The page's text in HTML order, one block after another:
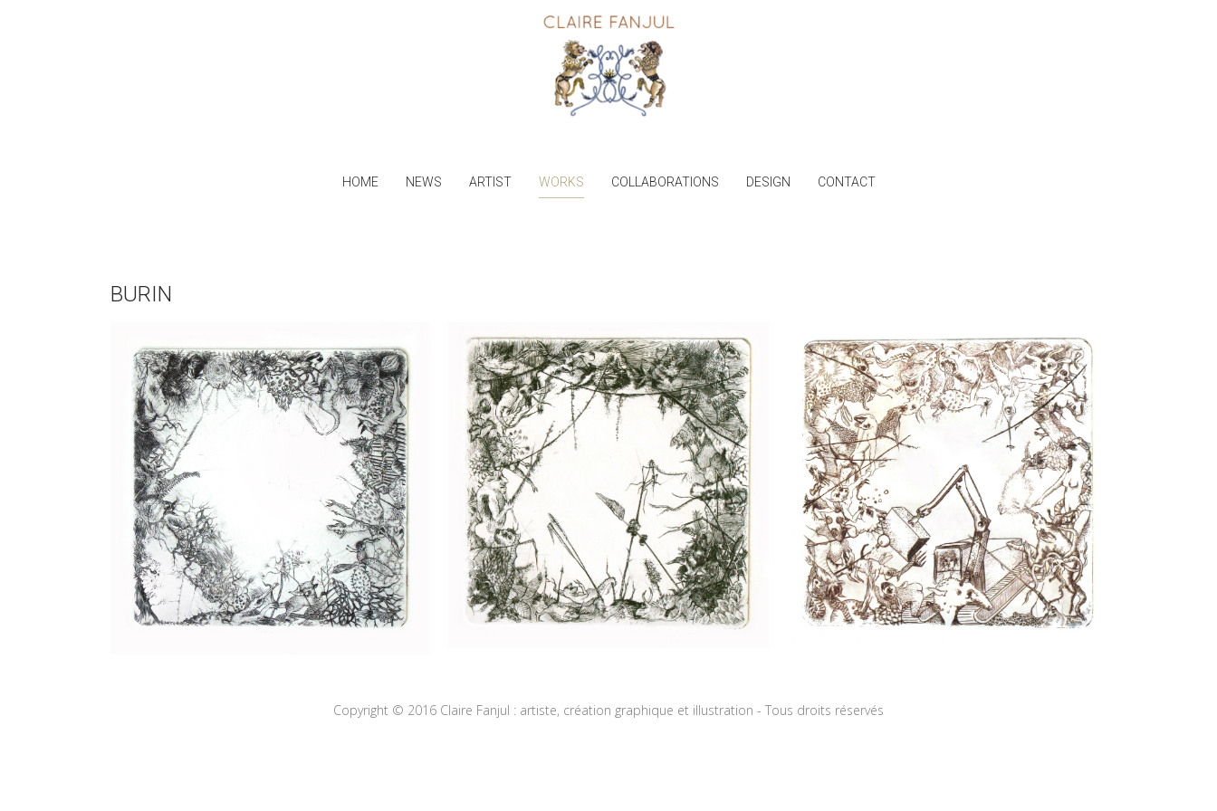
HOME NEWS ARTIST WORKS COLLABORATIONS DESIGN CONTACT
BURIN
Copyright © 2016 Claire Fanjul : artiste, création graphique et illustration - Tous droits réservés